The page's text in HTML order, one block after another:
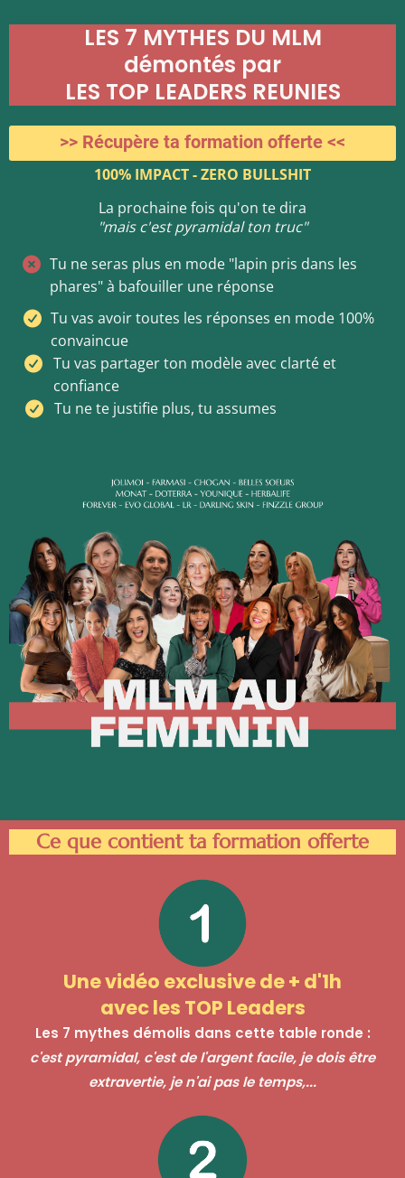
LES 7 MYTHES DU MLM
démontés par
LES TOP LEADERS REUNIES
>> Récupère ta formation offerte <<
100% IMPACT - ZERO BULLSHIT
La prochaine fois qu'on te dira
"mais c'est pyramidal ton truc"
Tu ne seras plus en mode "lapin pris dans les
phares" à bafouiller une réponse
Tu vas avoir toutes les réponses en mode 100%
convaincue
Tu vas partager ton modèle avec clarté et
confiance
Tu ne te justifie plus, tu assumes
Ce que contient ta formation offerte
Une vidéo exclusive de + d'1h
avec les TOP Leaders
Les 7 mythes démolis dans cette table ronde :
c'est pyramidal, c'est de l'argent facile, je dois être
extravertie, je n'ai pas le temps,...